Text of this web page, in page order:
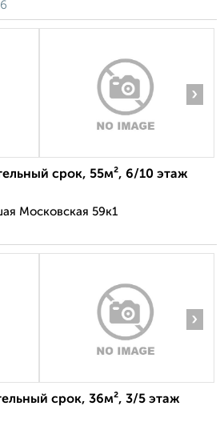
›
срок, 55м², 6/10 этаж
Московская 59к1
›
срок, 36м², 3/5 этаж